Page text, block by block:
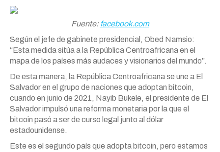
Fuente: facebook.com
Según el jefe de gabinete presidencial, Obed Namsio:
“Esta medida sitúa a la República Centroafricana en el
mapa de los países más audaces y visionarios del mundo”.
De esta manera, la República Centroafricana se une a El
Salvador en el grupo de naciones que adoptan bitcoin,
cuando en junio de 2021, Nayib Bukele, el presidente de El
Salvador impulsó una reforma monetaria por la que el
bitcoin pasó a ser de curso legal junto al dólar
estadounidense.
Este es el segundo país que adopta bitcoin, pero estamos